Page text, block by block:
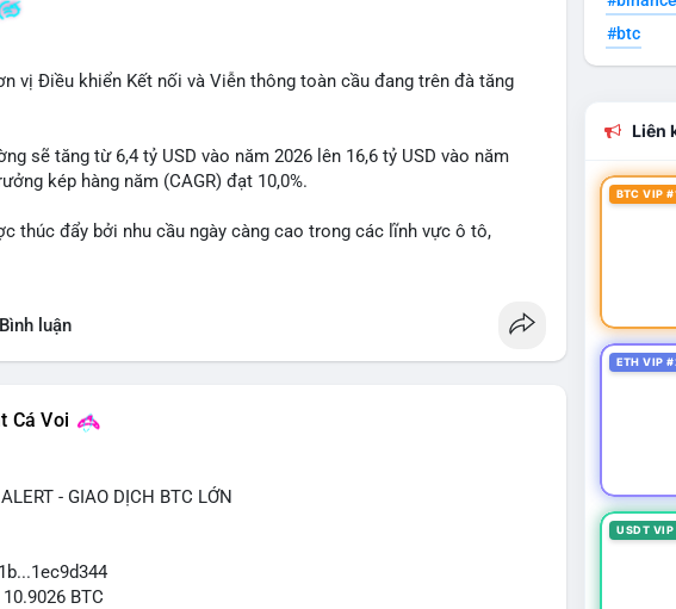
NGHỊ: Tâm lý thị trường đang phân cực. Sợ hãi do chỉ số thấp,
meme coin (PENGU, CASHCAT) và tin cậy từ các dự án lớn
Thị Trường
vị Điều khiển Kết nối và Viễn thông toàn cầu đang trên đà tăng
sẽ tăng từ 6,4 tỷ USD vào năm 2026 lên 16,6 tỷ USD vào năm
kép hàng năm (CAGR) đạt 10,0%.
thúc đẩy bởi nhu cầu ngày càng cao trong các lĩnh vực ô tô,
Bình luận
Cá Voi
- GIAO DỊCH BTC LỚN
BTC
#btc
Liên
BTC VIP
ETH VIP
USDT